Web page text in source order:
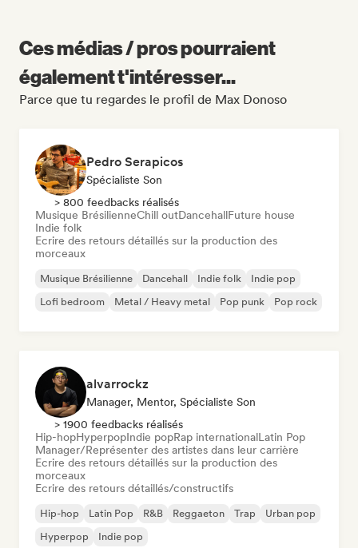
Ces médias / pros pourraient
également t'intéresser...
Parce que tu regardes le profil de Max Donoso
Pedro Serapicos
Spécialiste Son
> 800 feedbacks réalisés
Musique BrésilienneChill outDancehallFuture house
Indie folk
Ecrire des retours détaillés sur la production des
morceaux
Musique Brésilienne Dancehall Indie folk
Indie pop
Lofi bedroom
Metal / Heavy metal Pop punk Pop rock
alvarrockz
Manager, Mentor, Spécialiste Son
> 1900 feedbacks réalisés
Hip-hopHyperpopIndie popRap internationalLatin Pop
Manager/Représenter des artistes dans leur carrière
Ecrire des retours détaillés sur la production des
morceaux
Ecrire des retours détaillés/constructifs
Hip-hop Latin Pop R&B Reggaeton Trap
Urban pop
Hyperpop
Indie pop